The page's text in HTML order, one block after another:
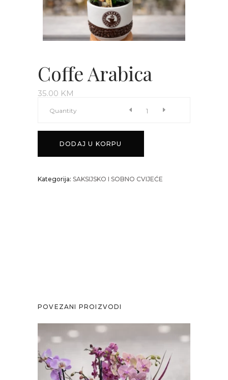
Coffe Arabica
35.00 KM
Coffe
Quantity
DODAJ U KORPU
Kategorija: SAKSIJSKO I SOBNO CVIJEĆE
POVEZANI PROIZVODI